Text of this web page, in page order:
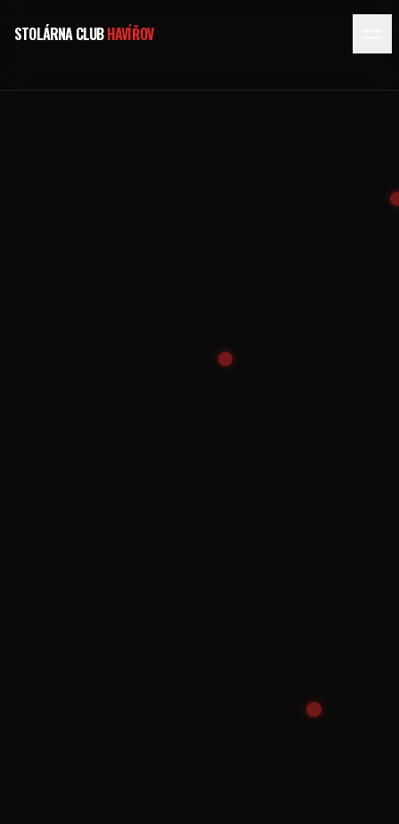
STOLÁRNA CLUBHAVÍŘOV